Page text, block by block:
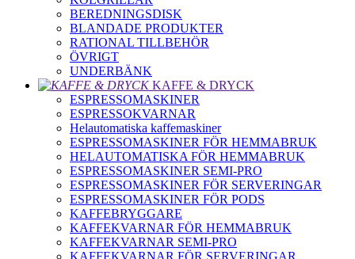
BEREDNINGSDISK
BLANDADE PRODUKTER
RATIONAL TILLBEHÖR
ÖVRIGT
UNDERBÄNK
KAFFE & DRYCK
ESPRESSOMASKINER
ESPRESSOKVARNAR
Helautomatiska kaffemaskiner
ESPRESSOMASKINER FÖR HEMMABRUK
HELAUTOMATISKA FÖR HEMMABRUK
ESPRESSOMASKINER SEMI-PRO
ESPRESSOMASKINER FÖR SERVERINGAR
ESPRESSOMASKINER FÖR PODS
KAFFEBRYGGARE
KAFFEKVARNAR FÖR HEMMABRUK
KAFFEKVARNAR SEMI-PRO
KAFFEKVARNAR FÖR SERVERINGAR